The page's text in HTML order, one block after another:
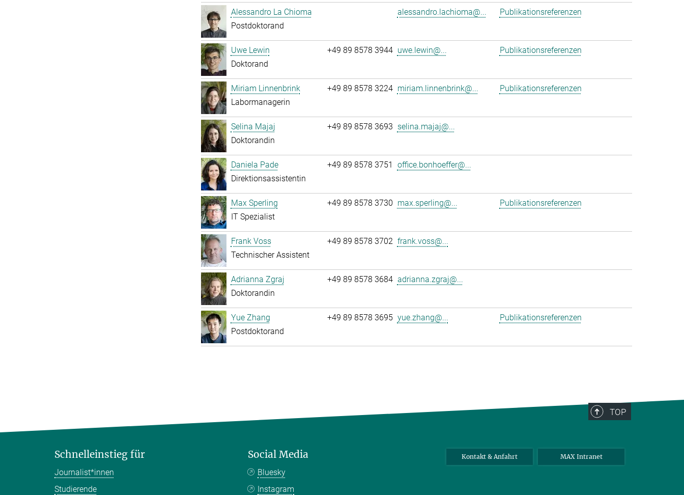
Alessandro La Chioma
Postdoktorand
alessandro.lachioma@... Publikationsreferenzen
Uwe Lewin
Doktorand
+49 89 8578 3944 uwe.lewin@... Publikationsreferenzen
Miriam Linnenbrink
Labormanagerin
+49 89 8578 3224 miriam.linnenbrink@... Publikationsreferenzen
Selina Majaj
Doktorandin
+49 89 8578 3693 selina.majaj@...
Daniela Pade
Direktionsassistentin
+49 89 8578 3751 office.bonhoeffer@...
Max Sperling
IT Spezialist
+49 89 8578 3730 max.sperling@... Publikationsreferenzen
Frank Voss
Technischer Assistent
+49 89 8578 3702 frank.voss@...
Adrianna Zgraj
Doktorandin
+49 89 8578 3684 adrianna.zgraj@...
Yue Zhang
Postdoktorand
+49 89 8578 3695 yue.zhang@... Publikationsreferenzen
TOP
Schnelleinstieg für
Journalist*innen
Studierende
Social Media
Bluesky
Instagram
Kontakt & Anfahrt MAX Intranet